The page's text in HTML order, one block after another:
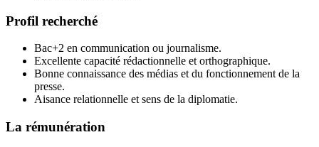
Profil recherché
Bac+2 en communication ou journalisme.
Excellente capacité rédactionnelle et orthographique.
Bonne connaissance des médias et du fonctionnement de la
presse.
Aisance relationnelle et sens de la diplomatie.
La rémunération